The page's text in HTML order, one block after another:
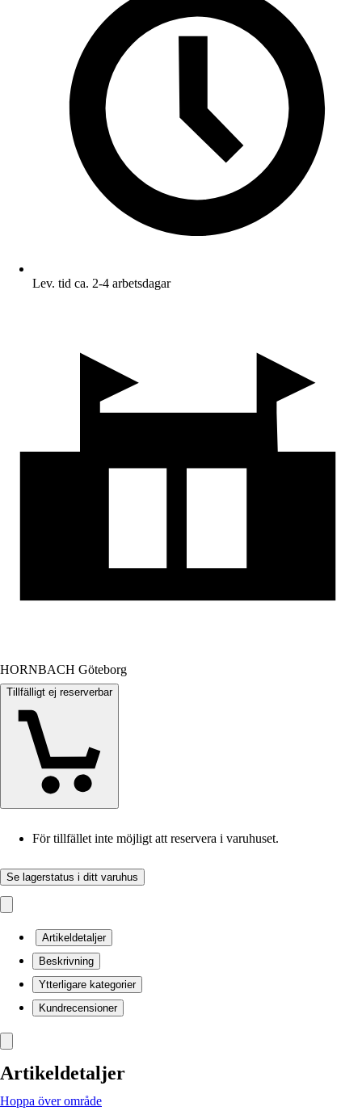
Lev. tid ca. 2-4 arbetsdagar
HORNBACH Göteborg
Tillfälligt ej reserverbar
För tillfället inte möjligt att reservera i varuhuset.
Se lagerstatus i ditt varuhus
Artikeldetaljer
Beskrivning
Ytterligare kategorier
Kundrecensioner
Artikeldetaljer
Hoppa över område